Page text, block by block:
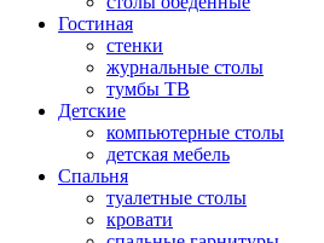
Гостиная
стенки
журнальные столы
тумбы ТВ
Детские
компьютерные столы
детская мебель
Спальня
туалетные столы
кровати